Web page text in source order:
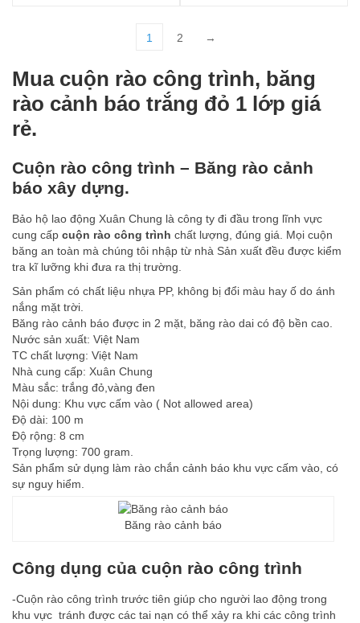
1 2 →
Mua cuộn rào công trình, băng
rào cảnh báo trắng đỏ 1 lớp giá
rẻ.
Cuộn rào công trình – Băng rào cảnh
báo xây dựng.
Bảo hộ lao động Xuân Chung là công ty đi đầu trong lĩnh vực
cung cấp cuộn rào công trình chất lượng, đúng giá. Mọi cuộn
băng an toàn mà chúng tôi nhập từ nhà Sản xuất đều được kiểm
tra kĩ lưỡng khi đưa ra thị trường.
Sản phẩm có chất liệu nhựa PP, không bị đổi màu hay ố do ánh
nắng mặt trời.
Băng rào cảnh báo được in 2 mặt, băng rào dai có độ bền cao.
Nước sản xuất: Việt Nam
TC chất lượng: Việt Nam
Nhà cung cấp: Xuân Chung
Màu sắc: trắng đỏ,vàng đen
Nội dung: Khu vực cấm vào ( Not allowed area)
Độ dài: 100 m
Độ rộng: 8 cm
Trọng lượng: 700 gram.
Sản phẩm sử dụng làm rào chắn cảnh báo khu vực cấm vào, có
sự nguy hiểm.
Băng rào cảnh báo
Công dụng của cuộn rào công trình
-Cuộn rào công trình trước tiên giúp cho người lao động trong
khu vực tránh được các tai nạn có thể xảy ra khi các công trình